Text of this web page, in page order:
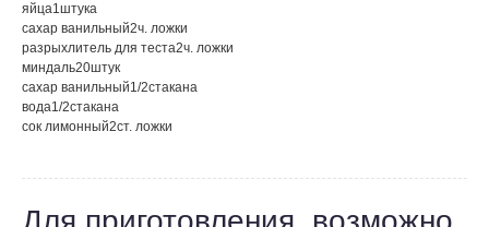
яйца1штука
сахар ванильный2ч. ложки
разрыхлитель для теста2ч. ложки
миндаль20штук
сахар ванильный1/2стакана
вода1/2стакана
сок лимонный2ст. ложки